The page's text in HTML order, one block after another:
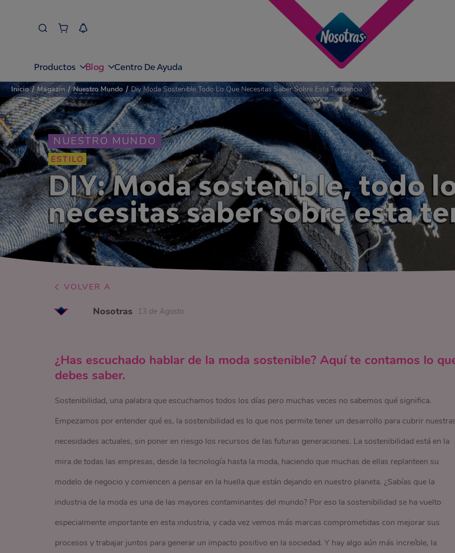
Productos Blog Centro De Ayuda
NUESTRO MUNDO
ESTILO
DIY: Moda sostenible, todo
necesitas saber sobre esta
Inicio / Magazin / Nuestro Mundo / Diy Moda Sostenible Todo Lo Que Necesitas Saber Sobre Esta Tendencia
VOLVER A
Nosotras 13 de Agosto
¿Has escuchado hablar de la moda sostenible? Aquí te contamos lo
debes saber.
Sostenibilidad, una palabra que escuchamos todos los días pero muchas veces no sabemos qué significa.
Empezamos por entender qué es, la sostenibilidad es lo que nos permite tener un desarrollo para cubrir
necesidades actuales, sin poner en riesgo los recursos de las futuras generaciones. La sostenibilidad está en la
mira de todas las empresas, desde la tecnología hasta la moda, haciendo que muchas de ellas replanteen su
modelo de negocio y comiencen a pensar en la huella que están dejando en nuestro planeta. ¿Sabías que la
industria de la moda es una de las mayores contaminantes del mundo? Por eso la sostenibilidad se ha vuelto
especialmente importante en esta industria, y cada vez vemos más marcas comprometidas con mejorar sus
procesos y trabajar juntos para generar un impacto positivo en la sociedad. Y hay algo aún más increíble, la